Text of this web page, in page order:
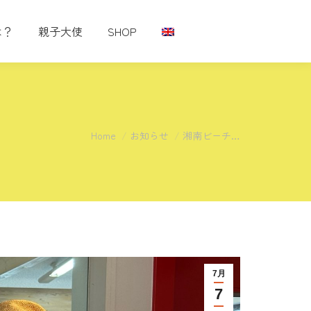
親子大使 SHOP
You are here:
Home お知らせ 湘南ビーチ…
7月
7